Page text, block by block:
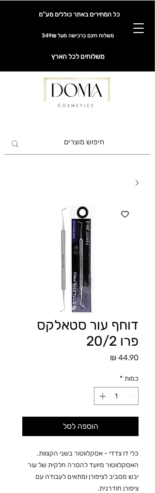
כל המחירים באתר כוללים מע''מ
משלוח חינם ברכישה מעל 349₪
משלוחים לכל הארץ
דוחף עור סטאלקס
פרו 20/2
כמות *
הוספה לסל
כלי דו צדדי - אסקלווטור בשני הקצוות.
האסקלווטור מיועד להסרה חלקית של עור
יבש מסביב לציפורן ומתאים לעבודה עם
ציפורן חודרנית.